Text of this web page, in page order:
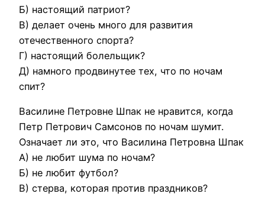
Б) настоящий патриот?
В) делает очень много для развития
отечественного спорта?
Г) настоящий болельщик?
Д) намного продвинутее тех, что по ночам
спит?
Василине Петровне Шпак не нравится, когда
Петр Петрович Самсонов по ночам шумит.
Означает ли это, что Василина Петровна Шпак
А) не любит шума по ночам?
Б) не любит футбол?
В) стерва, которая против праздников?